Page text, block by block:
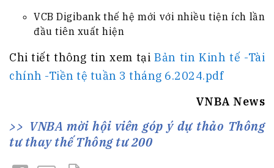
VCB Digibank thế hệ mới với nhiều tiện ích lần
đầu tiên xuất hiện
Chi tiết thông tin xem tạiBản tin Kinh tế -Tài
chính -Tiền tệ tuần 3 tháng 6.2024.pdf
VNBA News
VNBA mời hội viên góp ý dự thảo Thông
tư thay thế Thông tư 200